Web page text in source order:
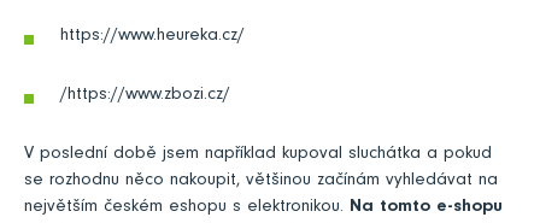
https://www.heureka.cz/
/https://www.zbozi.cz/
V poslední době jsem například kupoval sluchátka a pokud
se rozhodnu něco nakoupit, většinou začínám vyhledávat na
největším českém eshopu s elektronikou. Na tomto e-shopu